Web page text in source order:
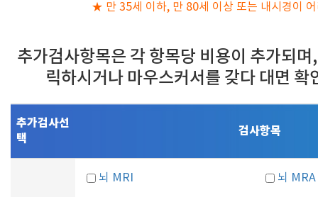
★ 만 35세 이하, 만 80세 이상 또는 내시경이
추가검사항목은 각 항목당 비용이 추가되
릭하시거나 마우스커서를 갖다 대면 확
추가검사선
택
검사항목
뇌 MRI 뇌 MRA